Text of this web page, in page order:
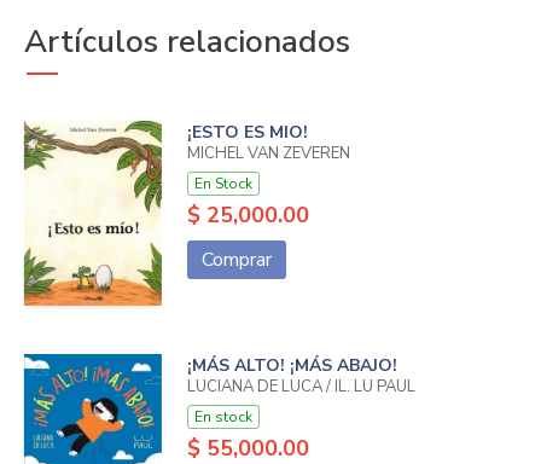
Artículos relacionados
¡ESTO ES MIO!
MICHEL VAN ZEVEREN
En Stock
$ 25,000.00
Comprar
¡MÁS ALTO! ¡MÁS ABAJO!
LUCIANA DE LUCA / IL. LU PAUL
En stock
$ 55,000.00